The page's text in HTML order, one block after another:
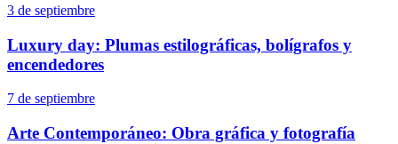
3 de septiembre
Luxury day: Plumas estilográficas, bolígrafos y
encendedores
7 de septiembre
Arte Contemporáneo: Obra gráfica y fotografía